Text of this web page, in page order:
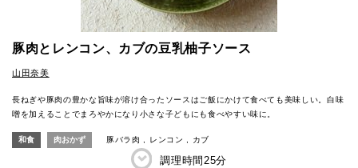
豚肉とレンコン、カブの豆乳柚子ソース
山田奈美
長ねぎや豚肉の豊かな旨味が溶け合ったソースはご飯にかけて食べても美味しい。白味
噌を加えることでまろやかになり小さな子どもにも食べやすい味に。
和食 肉おかず 豚バラ肉 レンコン カブ
調理時間25分